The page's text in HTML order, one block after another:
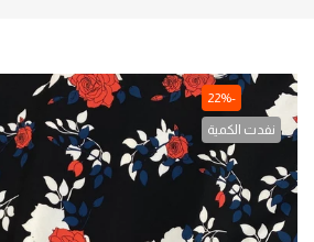
-22%
نفدت الكمية